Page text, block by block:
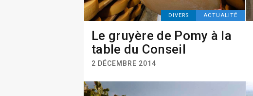
DIVERS ACTUALITÉ
Le gruyère de Pomy à la
table du Conseil
2 DÉCEMBRE 2014